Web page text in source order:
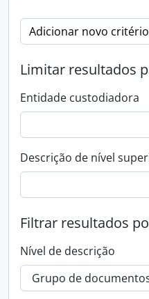
Adicionar novo critério
Limitar resultados
Entidade custodiadora
Descrição de nível
Filtrar resultados
Nível de descrição